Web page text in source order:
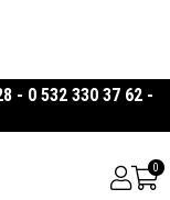
- 0 532 330 37 62 -
0